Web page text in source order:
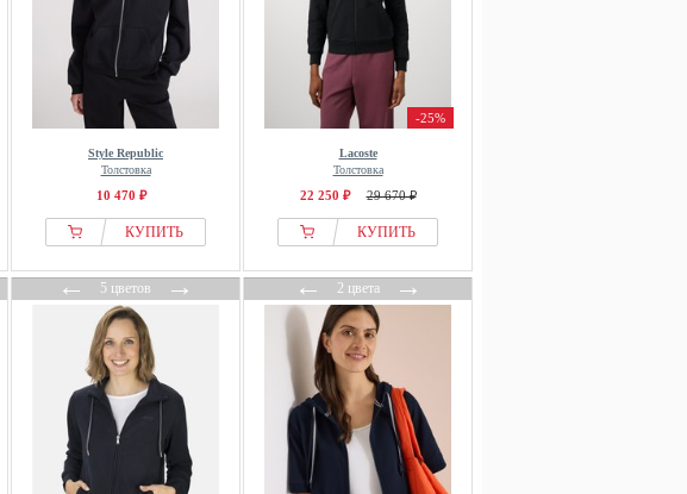
Style Republic
Толстовка
10 470 ₽
КУПИТЬ
-25%
Lacoste
Толстовка
22 250 ₽ 29 670 ₽
КУПИТЬ
←5 цветов→ ←2 цвета→